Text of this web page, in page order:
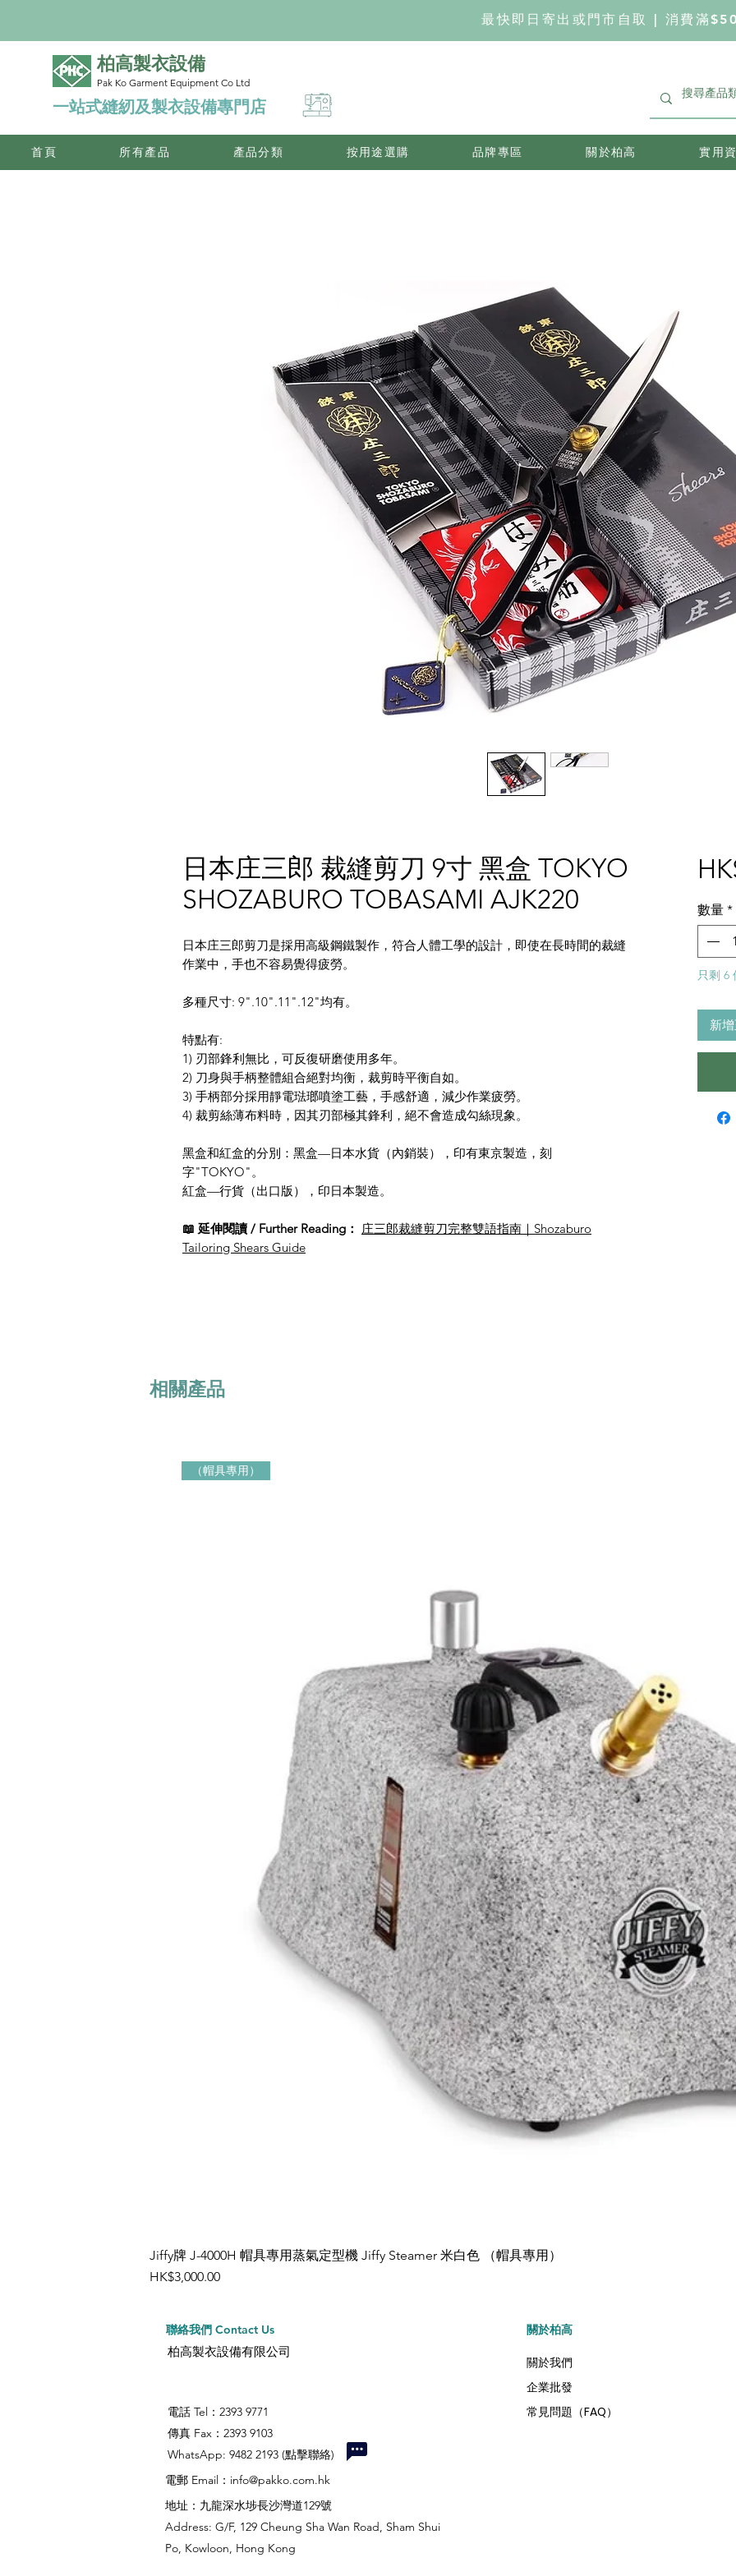
最快即日寄出或門市自取 | 消費滿
柏高製衣設備
Pak Ko Garment Equipment Co Ltd
一站式縫紉及製衣設備專門店
首頁 所有產品 產品分類 按用途選購 品牌專區 關於柏高 實用
日本庄三郎 裁縫剪刀 9寸 黑盒 TOKYO
SHOZABURO TOBASAMI AJK220
日本庄三郎剪刀是採用高級鋼鐵製作，符合人體工學的設計，即使在長時間的裁縫
作業中，手也不容易覺得疲勞。
多種尺寸: 9".10".11".12"均有。
特點有:
1) 刃部鋒利無比，可反復研磨使用多年。
2) 刀身與手柄整體組合絕對均衡，裁剪時平衡自如。
3) 手柄部分採用靜電琺瑯噴塗工藝，手感舒適，減少作業疲勞。
4) 裁剪絲薄布料時，因其刃部極其鋒利，絕不會造成勾絲現象。
黑盒和紅盒的分別：黑盒—日本水貨（內銷裝），印有東京製造，刻
字"TOKYO"。
紅盒—行貨（出口版），印日本製造。
📖 延伸閱讀 / Further Reading： 庄三郎裁縫剪刀完整雙語指南｜Shozaburo
Tailoring Shears Guide
數量 *
只剩 6
新
相關產品
快速瀏覽
（帽具專用）
Jiffy牌 J-4000H 帽具專用蒸氣定型機 Jiffy Steamer 米白色 （帽具專用）
價格
HK$3,000.00
聯絡我們 Contact Us
柏高製衣設備有限公司
電話 Tel：2393 9771
傳真 Fax：2393 9103
​WhatsApp: 9482 2193 (點擊聯絡)
電郵 Email： info@pakko.com.hk
地址：九龍深水埗長沙灣道129號
Address: G/F, 129 Cheung Sha Wan Road, Sham Shui
Po, Kowloon, Hong Kong
​關於柏高
關於我們
企業批發
常見問題（FAQ）